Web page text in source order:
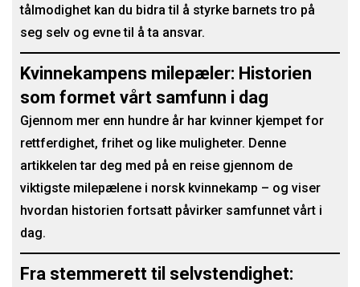
tålmodighet kan du bidra til å styrke barnets tro på
seg selv og evne til å ta ansvar.
Kvinnekampens milepæler: Historien
som formet vårt samfunn i dag
Gjennom mer enn hundre år har kvinner kjempet for
rettferdighet, frihet og like muligheter. Denne
artikkelen tar deg med på en reise gjennom de
viktigste milepælene i norsk kvinnekamp – og viser
hvordan historien fortsatt påvirker samfunnet vårt i
dag.
Fra stemmerett til selvstendighet: